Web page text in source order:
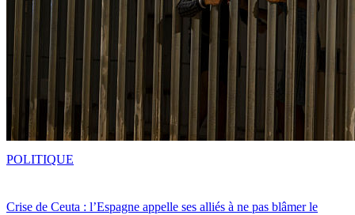
Crise de Ceuta : l’Espagne appelle ses alliés à ne pas blâmer le
POLITIQUE